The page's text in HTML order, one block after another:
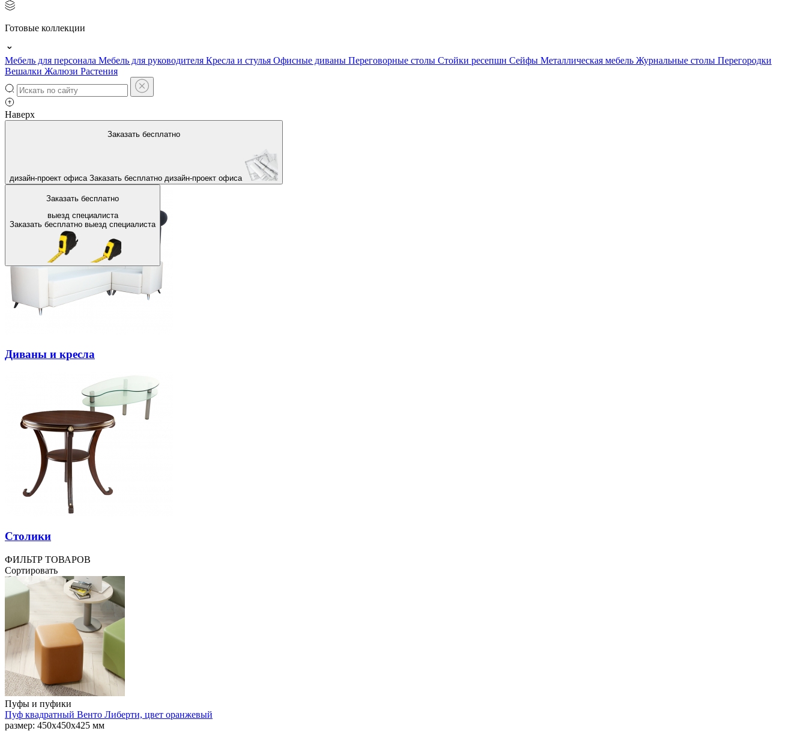
Готовые коллекции
Мебель для персонала Мебель для руководителя Кресла и стулья Офисные диваны Переговорные столы Стойки ресепшн Сейфы Металлическая мебель Журнальные столы Перегородки
Вешалки Жалюзи Растения
Наверх
Заказать бесплатно
дизайн-проект офиса Заказать бесплатно дизайн-проект офиса
Заказать бесплатно
выезд специалиста
Заказать бесплатно выезд специалиста
На главную
Диваны и кресла
Столики
ФИЛЬТР ТОВАРОВ
Сортировать
Пуфы и пуфики
Пуф квадратный Венто Либерти, цвет оранжевый
размер: 450х450х425 мм